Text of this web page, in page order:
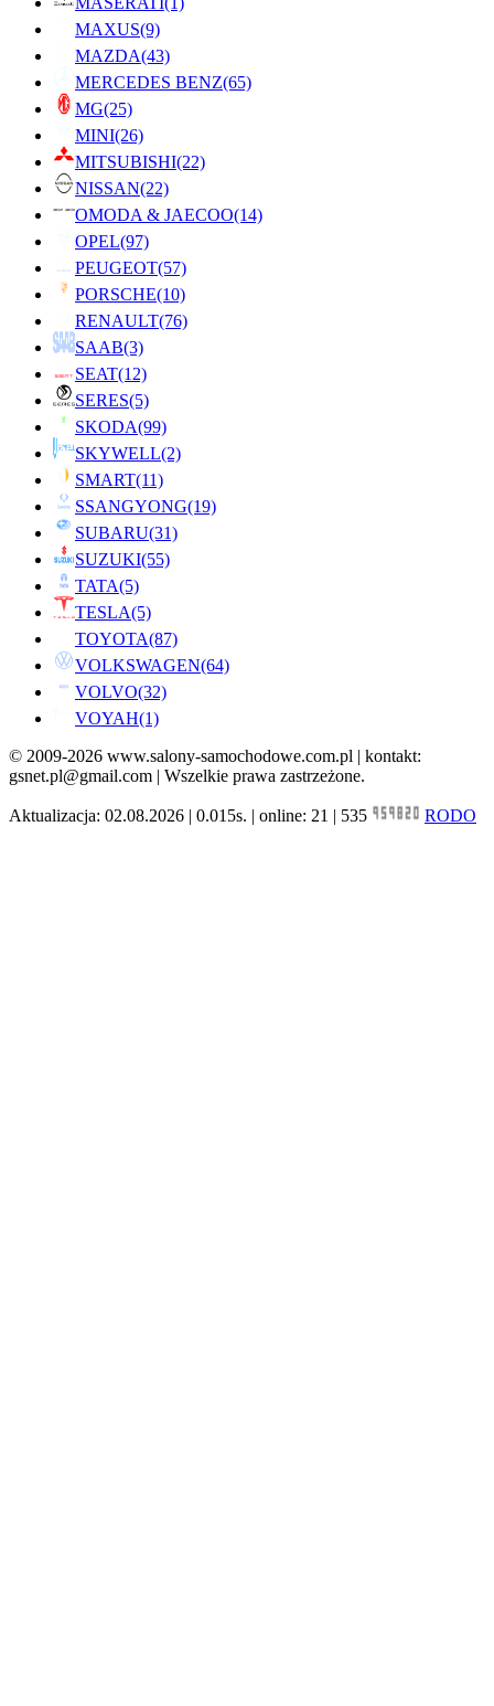
MAXUS(9)
MAZDA(43)
MERCEDES BENZ(65)
MG(25)
MINI(26)
MITSUBISHI(22)
NISSAN(22)
OMODA & JAECOO(14)
OPEL(97)
PEUGEOT(57)
PORSCHE(10)
RENAULT(76)
SAAB(3)
SEAT(12)
SERES(5)
SKODA(99)
SKYWELL(2)
SMART(11)
SSANGYONG(19)
SUBARU(31)
SUZUKI(55)
TATA(5)
TESLA(5)
TOYOTA(87)
VOLKSWAGEN(64)
VOLVO(32)
VOYAH(1)
© 2009-2026 www.salony-samochodowe.com.pl | kontakt:
gsnet.pl@gmail.com | Wszelkie prawa zastrzeżone.
Aktualizacja: 02.08.2026 | 0.015s. | online: 21 | 535 RODO